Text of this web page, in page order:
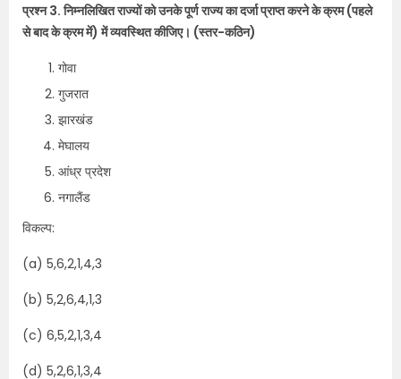
प्रश्न 3. निम्नलिखित राज्यों को उनके पूर्ण राज्य का दर्जा प्राप्त करने के क्रम (पहले
से बाद के क्रम में) में व्यवस्थित कीजिए। (स्तर-कठिन)
गोवा
गुजरात
झारखंड
मेघालय
आंध्र प्रदेश
नगालैंड
विकल्प:
(a) 5,6,2,1,4,3
(b) 5,2,6,4,1,3
(c) 6,5,2,1,3,4
(d) 5,2,6,1,3,4